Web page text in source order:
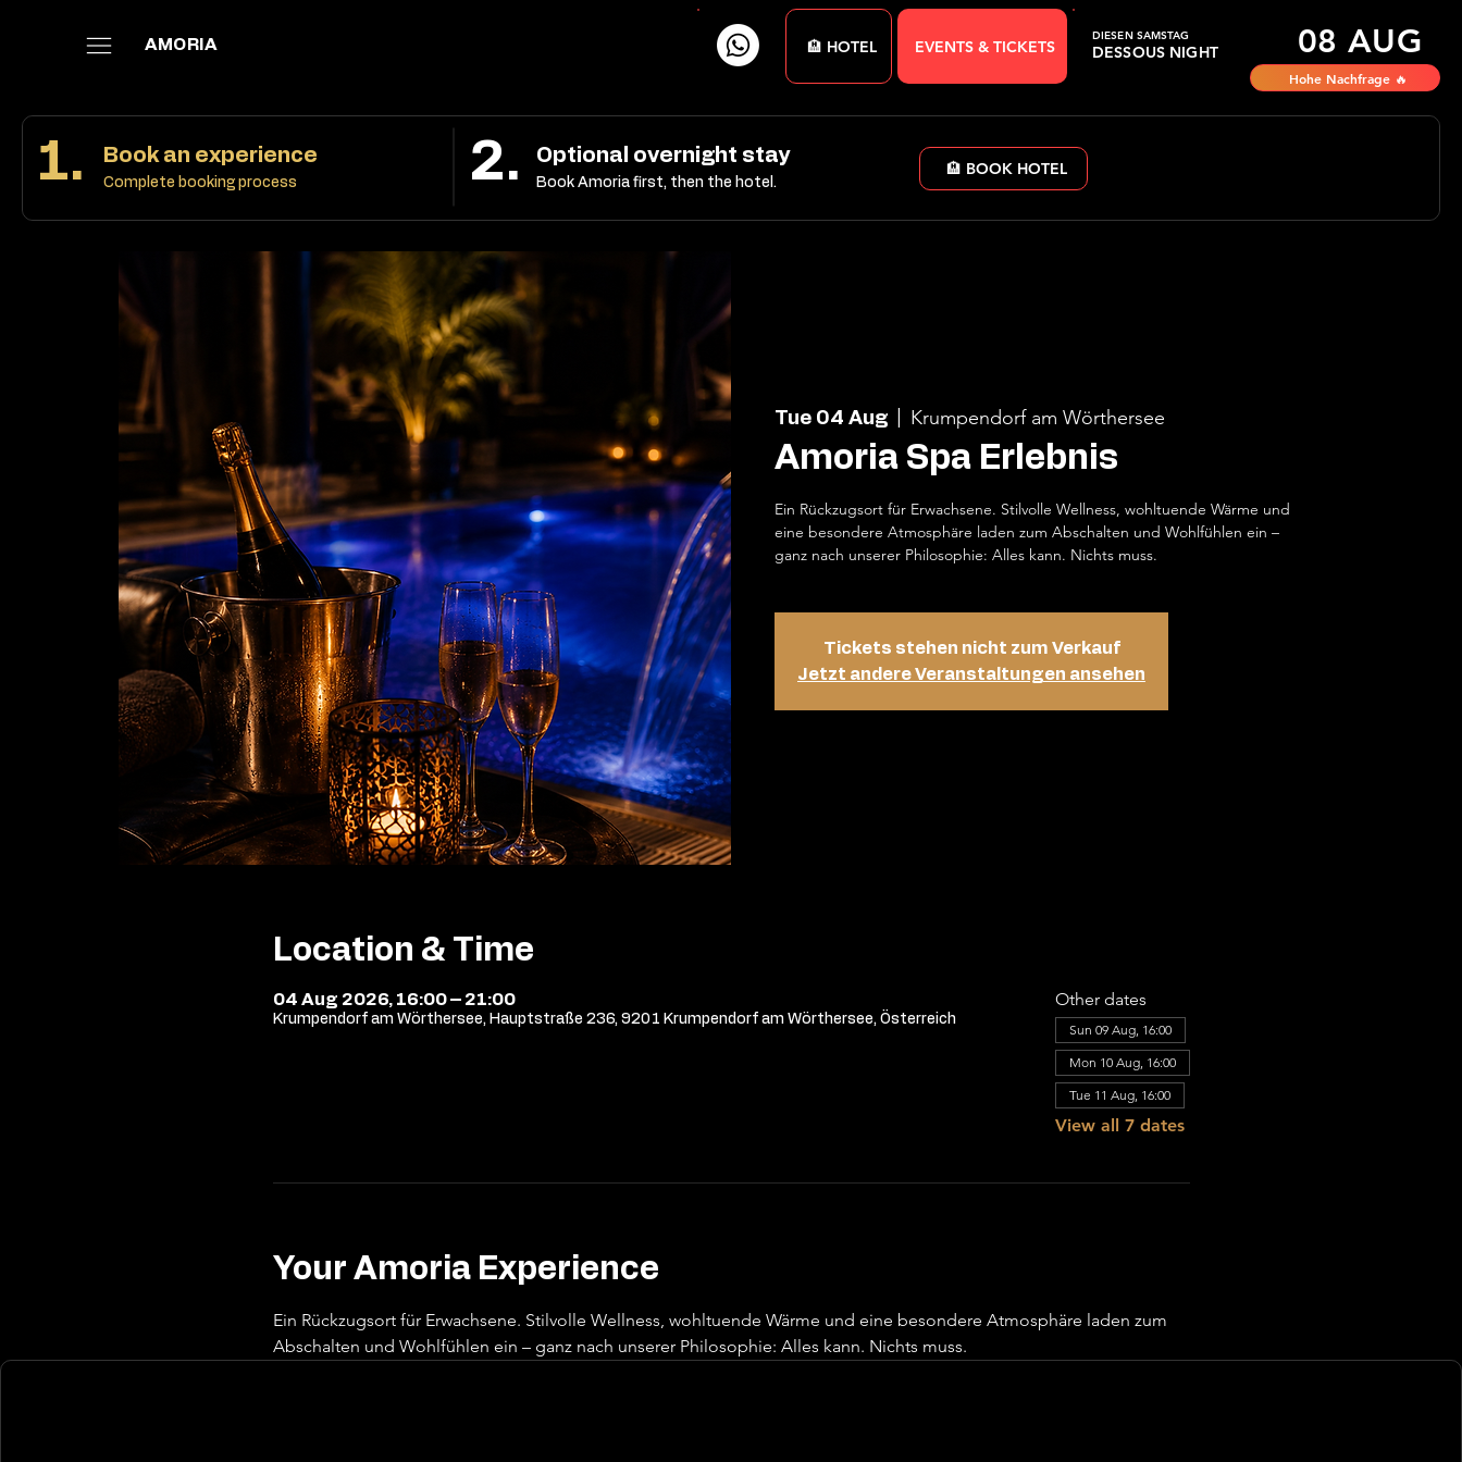
🏨 HOTEL EVENTS & TICKETS DESSOUS NIGHT 08 AUG
DIESEN SAMSTAG
Hohe Nachfrage 🔥
AMORIA
1. Book an experience
Complete booking process 2. Optional overnight stay
Book Amoria first, then the hotel.
🏨 BOOK HOTEL
Tue 04 Aug Krumpendorf am Wörthersee
Amoria Spa Erlebnis
Ein Rückzugsort für Erwachsene. Stilvolle Wellness, wohltuende Wärme und
eine besondere Atmosphäre laden zum Abschalten und Wohlfühlen ein –
ganz nach unserer Philosophie: Alles kann. Nichts muss.
Tickets stehen nicht zum Verkauf
Jetzt andere Veranstaltungen ansehen
Location & Time
04 Aug 2026, 16:00 – 21:00
Krumpendorf am Wörthersee, Hauptstraße 236, 9201 Krumpendorf am Wörthersee, Österreich
Other dates
Sun 09 Aug, 16:00
Mon 10 Aug, 16:00
Tue 11 Aug, 16:00
View all 7 dates
Your Amoria Experience
Ein Rückzugsort für Erwachsene. Stilvolle Wellness, wohltuende Wärme und eine besondere Atmosphäre laden zum
Abschalten und Wohlfühlen ein – ganz nach unserer Philosophie: Alles kann. Nichts muss.